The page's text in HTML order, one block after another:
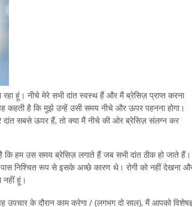
हूं। नीचे मेरे सभी दांत स्वस्थ हैं और मैं ब्रेसिज़ प्राप्त करना
कहती है कि मुझे उन्हें उसी समय नीचे और ऊपर पहनना होगा।
दांत सबसे ऊपर हैं, तो क्या मैं नीचे की ओर ब्रेसिज़ संलग्न कर
कि हम उस समय ब्रेसिज़ लगाते हैं जब सभी दांत ठीक हो जाते हैं।
निश्चित रूप से इसके अच्छे कारण थे। रोगी को नहीं देखना
नहीं हूं।
उपचार के दौरान काम करेगा / (लगभग दो साल), मैं आपको